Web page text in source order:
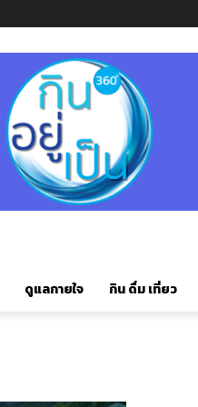
ดูแลกายใจ กิน ดื่ม เที่ยว